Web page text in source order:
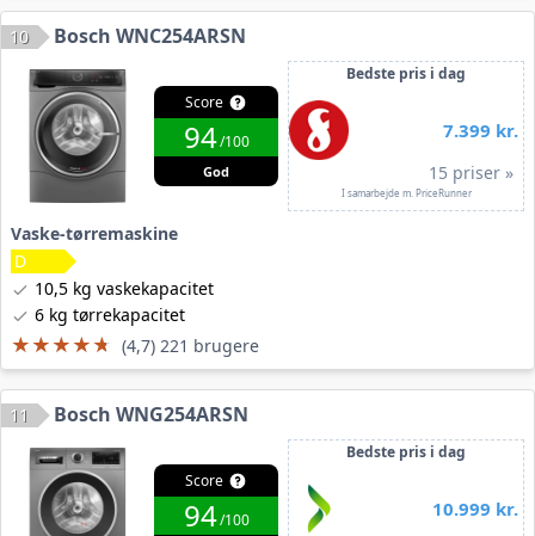
10 Bosch WNC254ARSN
Score
94/100
God
Bedste pris i dag
7.399 kr.
15 priser »
I samarbejde m. PriceRunner
Vaske-tørremaskine
10,5 kg vaskekapacitet
6 kg tørrekapacitet
★★★★★
★★★★★ (4,7) 221 brugere
11 Bosch WNG254ARSN
Score
94/100
Bedste pris i dag
10.999 kr.